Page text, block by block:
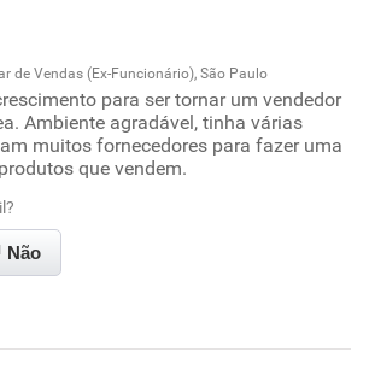
vida familiar
de Vendas (Ex-Funcionário), São Paulo
para ser tornar um vendedor
Ambiente agradável, tinha várias
muitos fornecedores para fazer uma
que vendem.
Não